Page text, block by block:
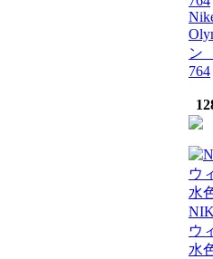
ン
764
ウ
水